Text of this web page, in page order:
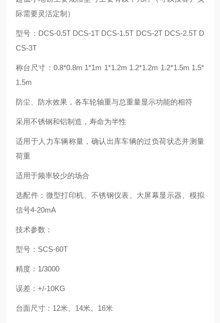
际需要灵活定制）
型号：DCS-0.5T DCS-1T DCS-1.5T DCS-2T DCS-2.5T D
CS-3T
称台尺寸：0.8*0.8m 1*1m 1*1.2m 1.2*1.2m 1.2*1.5m 1.5*
1.5m
防尘、防水效果，各车轮轴重与总重量显示功能的相符
采用不锈钢和铝制造，寿命为半性
适用于人力车辆称量，确认出库车辆的过负荷状态并测量
荷重
适用于频率较少的场合
选配件：微型打印机、不锈钢仪表、大屏幕显示器、模拟
信号4-20mA
技术参数：
型号：SCS-60T
精度：1/3000
误差：+/-10KG
台面尺寸：12米、14米、16米